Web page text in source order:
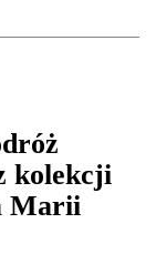
kolekcji
Marii